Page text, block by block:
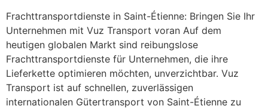
Frachttransportdienste in Saint-Étienne: Bringen Sie Ihr
Unternehmen mit Vuz Transport voran Auf dem
heutigen globalen Markt sind reibungslose
Frachttransportdienste für Unternehmen, die ihre
Lieferkette optimieren möchten, unverzichtbar. Vuz
Transport ist auf schnellen, zuverlässigen
internationalen Gütertransport von Saint-Étienne zu